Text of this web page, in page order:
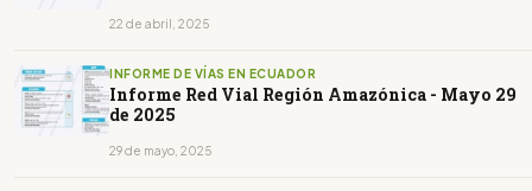
22 de abril, 2025
INFORME DE VÍAS EN ECUADOR
Informe Red Vial Región Amazónica - Mayo 29
de 2025
29 de mayo, 2025